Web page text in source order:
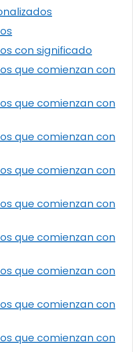
con significado
que comienzan con
que comienzan con
que comienzan con
que comienzan con
que comienzan con
que comienzan con
que comienzan con
que comienzan con
que comienzan con